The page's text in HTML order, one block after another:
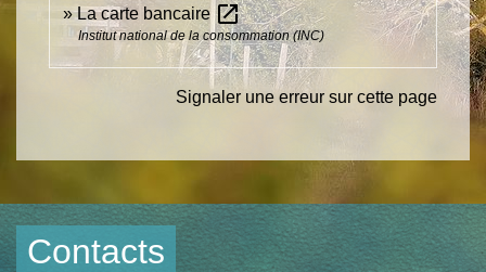
La carte bancaire open_in_new
Institut national de la consommation (INC)
Signaler une erreur sur cette page
Contacts